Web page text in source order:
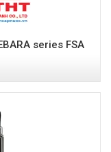
series FSA